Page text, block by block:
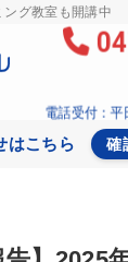
ング教室も開講中
電話受付：
はこちら 確